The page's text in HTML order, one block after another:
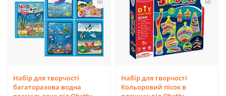
Набір для творчості
багаторазова водна
Набір для творчості
Кольоровий пісок в